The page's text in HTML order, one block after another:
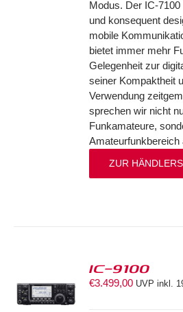
Modus. Der IC-
und konsequent
mobile
bietet immer mehr
Gelegenheit zur
seiner Kompaktheit
Verwendung
sprechen wir nicht
Funkamateure,
Amateurfunkbereich
ZUR
IC-9100
€3.499,00 UVP inkl.